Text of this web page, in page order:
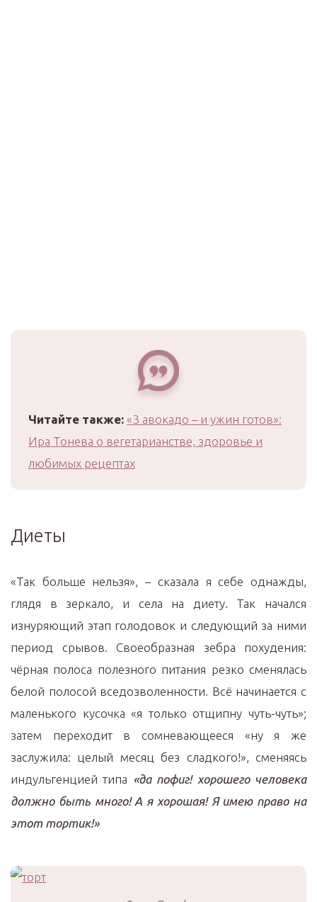
Читайте также: «3 авокадо – и ужин готов»:
Ира Тонева о вегетарианстве, здоровье и
любимых рецептах
Диеты
«Так больше нельзя», – сказала я себе однажды,
глядя в зеркало, и села на диету. Так начался
изнуряющий этап голодовок и следующий за ними
период срывов. Своеобразная зебра похудения:
чёрная полоса полезного питания резко сменялась
белой полосой вседозволенности. Всё начинается с
маленького кусочка «я только отщипну чуть-чуть»;
затем переходит в сомневающееся «ну я же
заслужила: целый месяц без сладкого!», сменяясь
индульгенцией типа «да пофиг! хорошего человека
должно быть много! А я хорошая! Я имею право на
этот тортик!»